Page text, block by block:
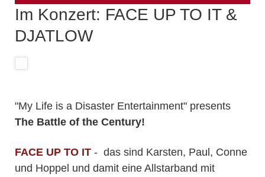
Im Konzert: FACE UP TO IT &
DJATLOW
"My Life is a Disaster Entertainment" presents
The Battle of the Century!
FACE UP TO IT- das sind Karsten, Paul, Conne
und Hoppel und damit eine Allstarband mit